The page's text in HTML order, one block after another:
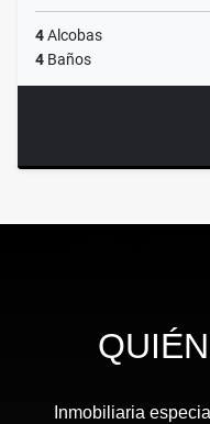
4Alcobas
4 Baños
Inmobiliaria